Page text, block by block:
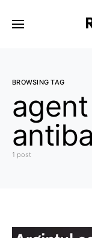
BROWSING TAG
agent
1 post